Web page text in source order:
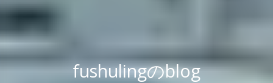
fushulingのblog